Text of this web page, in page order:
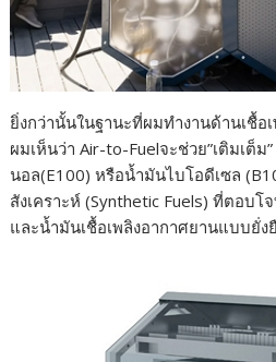
ยิ่งกว่านั้นในฐานะที่ผมทำงานด้านเชื้อ
ผมเห็นว่า Air-to-Fuelจะช่วย”เติมเต็ม
นอล(E100) หรือน้ำมันไบโอดีเซล
สังเคราะห์ (Synthetic Fuels) ที่ตอบ
และน้ำมันเชื้อเพลิงอากาศยานแบบยั่ง